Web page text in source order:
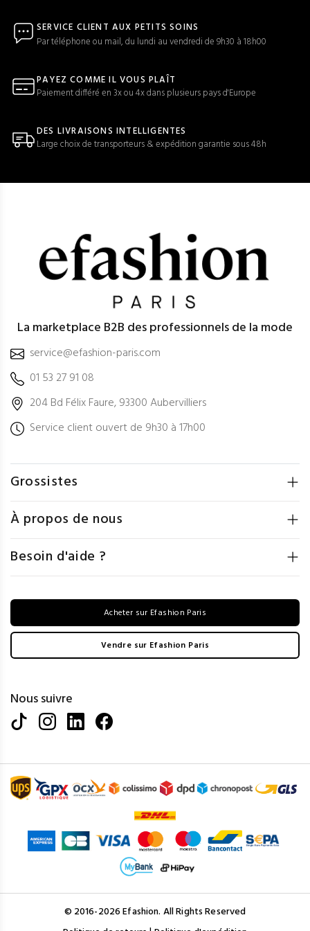
SERVICE CLIENT AUX PETITS SOINS
Par téléphone ou mail, du lundi au vendredi de 9h30 à 18h00
PAYEZ COMME IL VOUS PLAÎT
Paiement différé en 3x ou 4x dans plusieurs pays d'Europe
DES LIVRAISONS INTELLIGENTES
Large choix de transporteurs & expédition garantie sous 48h
La marketplace B2B des professionnels de la mode
service@efashion-paris.com
01 53 27 91 08
204 Bd Félix Faure, 93300 Aubervilliers
Service client ouvert de 9h30 à 17h00
Grossistes
À propos de nous
Besoin d'aide ?
Acheter sur Efashion Paris
Vendre sur Efashion Paris
Nous suivre
© 2016-2026 Efashion. All Rights Reserved